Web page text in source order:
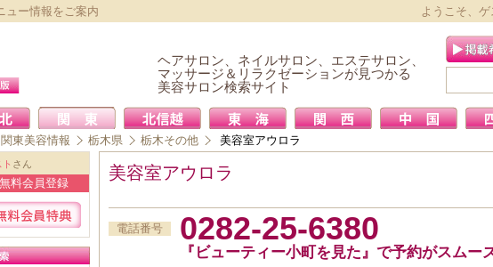
ュー情報をご案内 ようこそ、
ヘアサロン、ネイルサロン、エステサロン、
マッサージ＆リラクゼーションが見つかる
美容サロン検索サイト
関東美容情報 栃木県 栃木その他 美容室アウロラ
美容室アウロラ
電話番号 0282-25-6380
『ビューティー小町を見た』で予約がスムー
さん
無料会員登録